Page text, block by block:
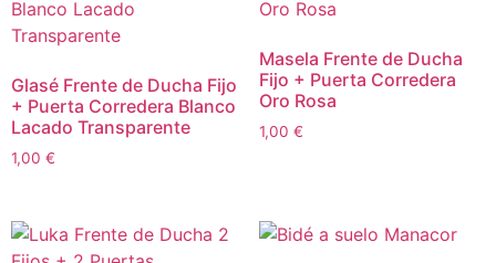
Glasé Frente de Ducha Fijo
+ Puerta Corredera Blanco
Lacado Transparente
1,00 €
Masela Frente de Ducha
Fijo + Puerta Corredera
Oro Rosa
1,00 €